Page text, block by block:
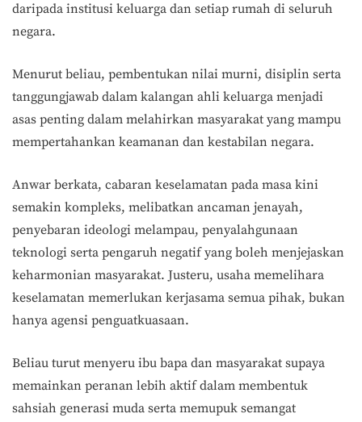
daripada institusi keluarga dan setiap rumah di seluruh
negara.
Menurut beliau, pembentukan nilai murni, disiplin serta
tanggungjawab dalam kalangan ahli keluarga menjadi
asas penting dalam melahirkan masyarakat yang mampu
mempertahankan keamanan dan kestabilan negara.
Anwar berkata, cabaran keselamatan pada masa kini
semakin kompleks, melibatkan ancaman jenayah,
penyebaran ideologi melampau, penyalahgunaan
teknologi serta pengaruh negatif yang boleh menjejaskan
keharmonian masyarakat. Justeru, usaha memelihara
keselamatan memerlukan kerjasama semua pihak, bukan
hanya agensi penguatkuasaan.
Beliau turut menyeru ibu bapa dan masyarakat supaya
memainkan peranan lebih aktif dalam membentuk
sahsiah generasi muda serta memupuk semangat